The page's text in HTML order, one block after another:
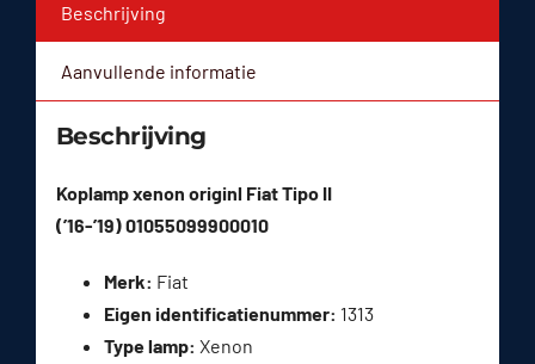
Beschrijving
Aanvullende informatie
Beschrijving
Koplamp xenon originl Fiat Tipo II
(’16-’19) 01055099900010
Merk: Fiat
Eigen identificatienummer: 1313
Type lamp: Xenon